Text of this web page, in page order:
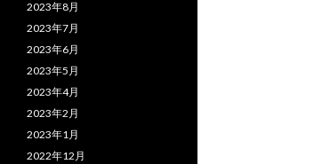
2023年8月
2023年7月
2023年6月
2023年5月
2023年4月
2023年2月
2023年1月
2022年12月